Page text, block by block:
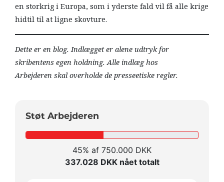
en storkrig i Europa, som i yderste fald vil få alle krige
hidtil til at ligne skovture.
Dette er en blog. Indlægget er alene udtryk for
skribentens egen holdning. Alle indlæg hos
Arbejderen skal overholde de presseetiske regler.
Støt Arbejderen
45% af 750.000 DKK
337.028 DKK nået totalt